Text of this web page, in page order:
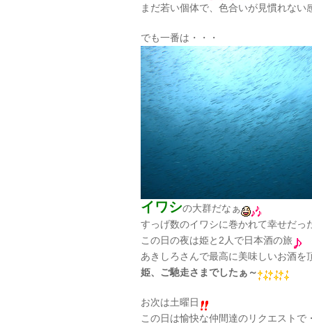
まだ若い個体で、色合いが見慣れない
でも一番は・・・
イワシの大群だなぁ
すっげ数のイワシに巻かれて幸せだっ
この日の夜は姫と2人で日本酒の旅
あきしろさんで最高に美味しいお酒を
姫、ご馳走さまでしたぁ～
お次は土曜日
この日は愉快な仲間達のリクエストで